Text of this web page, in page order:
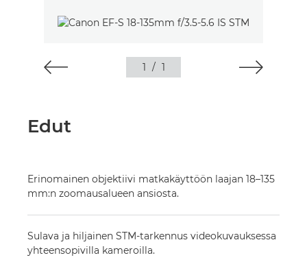
1 / 1
Edut
Erinomainen objektiivi matkakäyttöön laajan 18–135
mm:n zoomausalueen ansiosta.
Sulava ja hiljainen STM-tarkennus videokuvauksessa
yhteensopivilla kameroilla.